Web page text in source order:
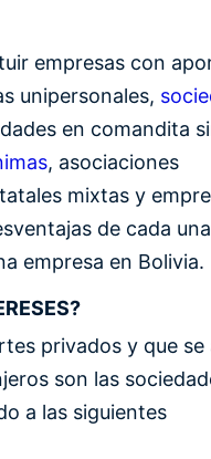
empresas con
unipersonales,
en comandita
, asociaciones
mixtas y
de cada
empresa en Bolivia.
privados y que se
son las
a las siguientes